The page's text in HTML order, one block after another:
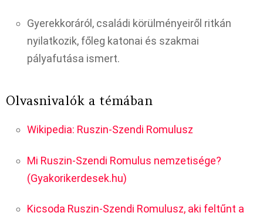
Gyerekkoráról, családi körülményeiről ritkán
nyilatkozik, főleg katonai és szakmai
pályafutása ismert.
Olvasnivalók a témában
Wikipedia: Ruszin-Szendi Romulusz
Mi Ruszin-Szendi Romulus nemzetisége?
(Gyakorikerdesek.hu)
Kicsoda Ruszin-Szendi Romulusz, aki feltűnt a